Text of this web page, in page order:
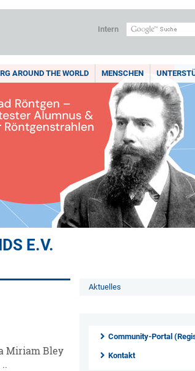
Intern
AROUND THE WORLD MENSCHEN
E.V.
Miriam Bley
Aktuelles
Community-Portal
Kontakt